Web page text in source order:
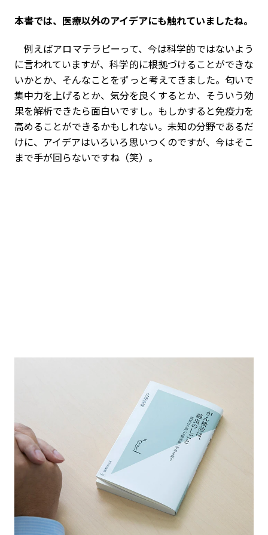
――本書では、医療以外のアイデアにも触れていましたね。
例えばアロマテラピーって、今は科学的ではないよう
に言われていますが、科学的に根拠づけることができな
いかとか、そんなことをずっと考えてきました。匂いで
集中力を上げるとか、気分を良くするとか、そういう効
果を解析できたら面白いですし。もしかすると免疫力を
高めることができるかもしれない。未知の分野であるだ
けに、アイデアはいろいろ思いつくのですが、今はそこ
まで手が回らないですね（笑）。